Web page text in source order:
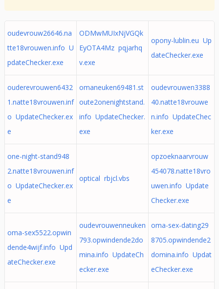
oudevrouw26646.na
tte18vrouwen.info U
pdateChecker.exe
ODMwMUIxNjVGQk
EyOTA4Mz pqjarhq
v.exe
opony-lublin.eu Up
dateChecker.exe
ouderevrouwen6432
1.natte18vrouwen.inf
o UpdateChecker.ex
e
omaneuken69481.st
oute2onenightstand.
info UpdateChecker.
exe
oudevrouwen3388
40.natte18vrouwe
n.info UpdateChec
ker.exe
one-night-stand948
2.natte18vrouwen.inf
o UpdateChecker.ex
e
optical rbjcl.vbs
opzoeknaarvrouw
454078.natte18vro
uwen.info Update
Checker.exe
oma-sex5522.opwin
dende4wijf.info Upd
ateChecker.exe
oudevrouwenneuken
793.opwindende2do
mina.info UpdateCh
ecker.exe
oma-sex-dating29
8705.opwindende2
domina.info Updat
eChecker.exe